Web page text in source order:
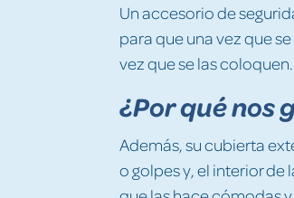
Un accesorio de
para que una vez que
vez que se las coloquen.
¿Por qué nos
Además, su cubierta
o golpes y, el interior